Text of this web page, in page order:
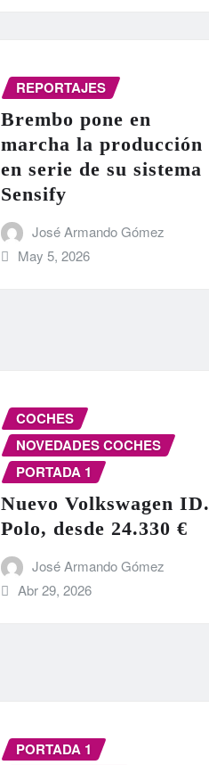
REPORTAJES
Brembo pone en
marcha la producción
en serie de su sistema
Sensify
José Armando Gómez
May 5, 2026
COCHES
NOVEDADES COCHES
PORTADA 1
Nuevo Volkswagen ID.
Polo, desde 24.330 €
José Armando Gómez
Abr 29, 2026
PORTADA 1